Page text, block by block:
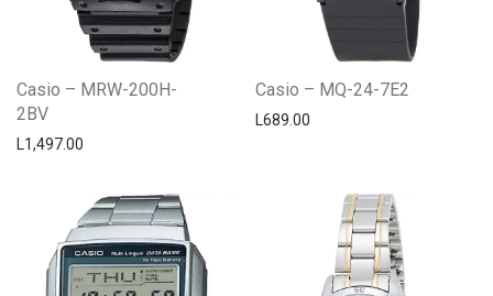
Casio – MRW-200H-
2BV
L1,497.00
Casio – MQ-24-7E2
L689.00